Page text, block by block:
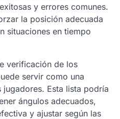
y errores comunes.
la posición adecuada
situaciones en tiempo
verificación de los
servir como una
Esta lista podría
ángulos adecuados,
y ajustar según las